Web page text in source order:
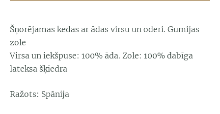
Šņorējamas kedas ar ādas virsu un oderi. Gumijas
zole
Virsa un iekšpuse: 100% āda. Zole: 100% dabīga
lateksa šķiedra
Ražots: Spānija